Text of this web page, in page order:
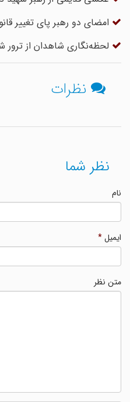
امضای دو رهبر پای تغییر
لحظه‌نگاری شاهدان از ترور
نظرات
نظر شما
ایمیل*
متن نظر